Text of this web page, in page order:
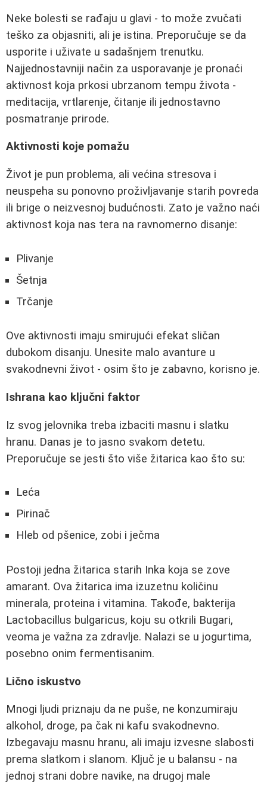
Neke bolesti se rađaju u glavi - to može zvučati
teško za objasniti, ali je istina. Preporučuje se da
usporite i uživate u sadašnjem trenutku.
Najjednostavniji način za usporavanje je pronaći
aktivnost koja prkosi ubrzanom tempu života -
meditacija, vrtlarenje, čitanje ili jednostavno
posmatranje prirode.
Aktivnosti koje pomažu
Život je pun problema, ali većina stresova i
neuspeha su ponovno proživljavanje starih povreda
ili brige o neizvesnoj budućnosti. Zato je važno naći
aktivnost koja nas tera na ravnomerno disanje:
Plivanje
Šetnja
Trčanje
Ove aktivnosti imaju smirujući efekat sličan
dubokom disanju. Unesite malo avanture u
svakodnevni život - osim što je zabavno, korisno je.
Ishrana kao ključni faktor
Iz svog jelovnika treba izbaciti masnu i slatku
hranu. Danas je to jasno svakom detetu.
Preporučuje se jesti što više žitarica kao što su:
Leća
Pirinač
Hleb od pšenice, zobi i ječma
Postoji jedna žitarica starih Inka koja se zove
amarant. Ova žitarica ima izuzetnu količinu
minerala, proteina i vitamina. Takođe, bakterija
Lactobacillus bulgaricus, koju su otkrili Bugari,
veoma je važna za zdravlje. Nalazi se u jogurtima,
posebno onim fermentisanim.
Lično iskustvo
Mnogi ljudi priznaju da ne puše, ne konzumiraju
alkohol, droge, pa čak ni kafu svakodnevno.
Izbegavaju masnu hranu, ali imaju izvesne slabosti
prema slatkom i slanom. Ključ je u balansu - na
jednoj strani dobre navike, na drugoj male